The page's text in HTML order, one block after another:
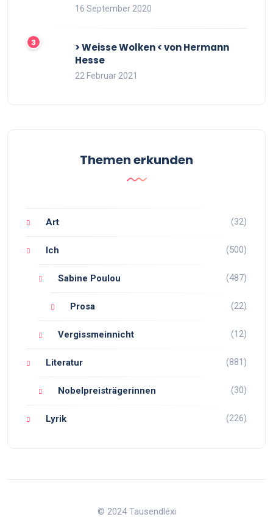
16 September 2020
> Weisse Wolken < von Hermann
Hesse
22 Februar 2021
Themen erkunden
Art (32)
Ich (500)
Sabine Poulou (487)
Prosa (22)
Vergissmeinnicht (12)
Literatur (881)
Nobelpreisträgerinnen (30)
Lyrik (226)
© 2024 Tausendléxi